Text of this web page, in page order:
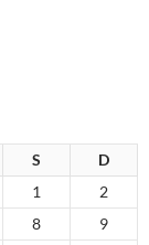
S
D
1
2
8
9